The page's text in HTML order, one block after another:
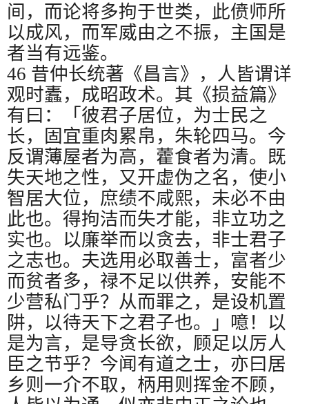
间，而论将多拘于世类，此偾师所
以成风，而军威由之不振，主国是
者当有远鉴。
46 昔仲长统著《昌言》，人皆谓详
观时蠹，成昭政术。其《损益篇》
有曰：「彼君子居位，为士民之
长，固宜重肉累帛，朱轮四马。今
反谓薄屋者为高，藿食者为清。既
失天地之性，又开虚伪之名，使小
智居大位，庶绩不咸熙，未必不由
此也。得拘洁而失才能，非立功之
实也。以廉举而以贪去，非士君子
之志也。夫选用必取善士，富者少
而贫者多，禄不足以供养，安能不
少营私门乎？从而罪之，是设机置
阱，以待天下之君子也。」噫！以
是为言，是导贪长欲，顾足以厉人
臣之节乎？今闻有道之士，亦曰居
乡则一介不取，柄用则挥金不顾，